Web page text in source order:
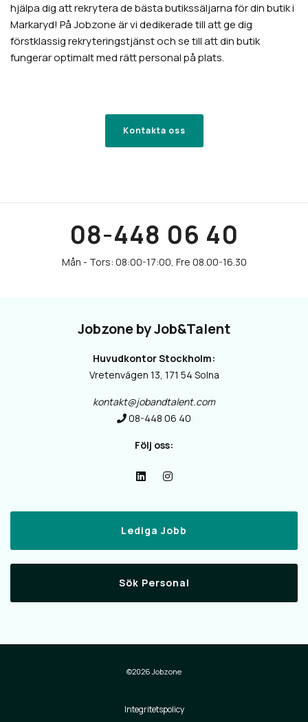
hjälpa dig att rekrytera de bästa butikssäljarna för din butik i
Markaryd! På Jobzone är vi dedikerade till att ge dig
förstklassig rekryteringstjänst och se till att din butik
fungerar optimalt med rätt personal på plats.
Kontakta oss
08-448 06 40
Jobzone by Job&Talent
Huvudkontor Stockholm:
Vretenvägen 13, 171 54 Solna
kontakt@jobandtalent.com
08-448 06 40
Följ oss:
Lediga Jobb
Sök Personal
©2026 Jobzone
Integritetspolicy